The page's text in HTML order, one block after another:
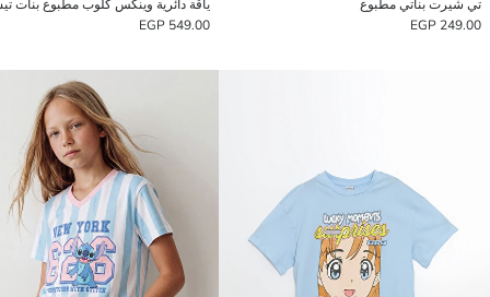
تي شيرت بناتي مطبوع
249.00 EGP
ياقة دائرية وينكس كلوب مطبوع بنات
549.00 EGP